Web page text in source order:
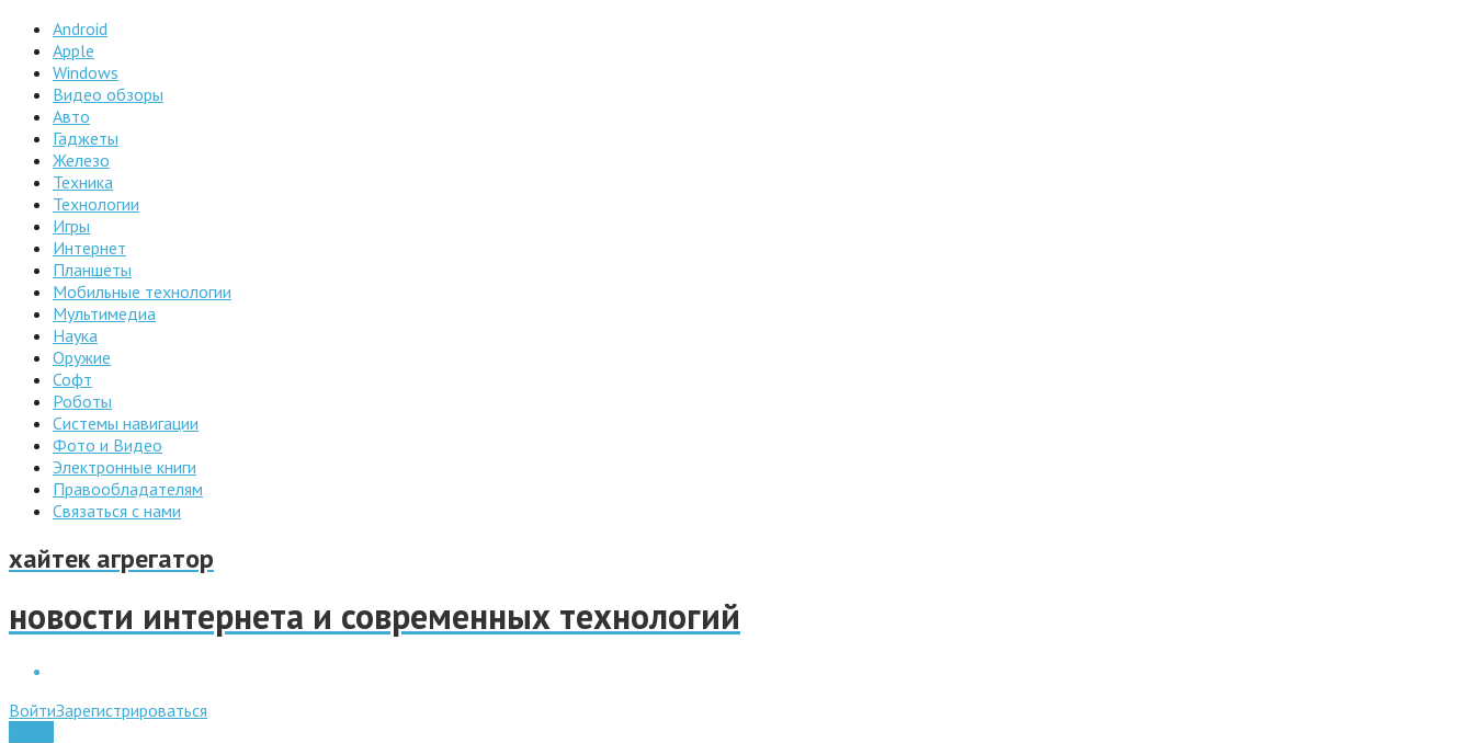
Android
Apple
Windows
Видео обзоры
Авто
Гаджеты
Железо
Техника
Технологии
Игры
Интернет
Планшеты
Мобильные технологии
Мультимедиа
Наука
Оружие
Софт
Роботы
Системы навигации
Фото и Видео
Электронные книги
Правообладателям
Связаться с нами
хайтек агрегатор
новости интернета и современных технологий
ВойтиЗарегистрироваться